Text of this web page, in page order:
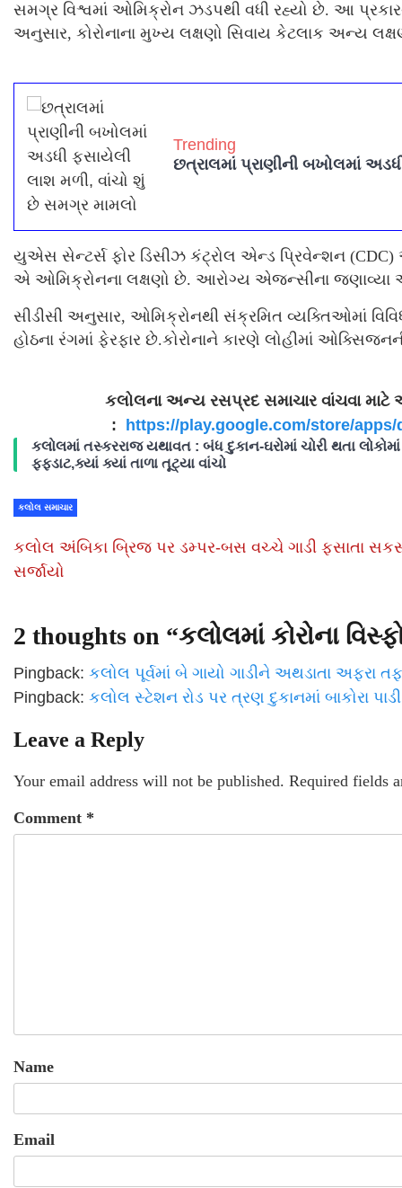
સમગ્ર વિશ્વમાં ઓમિક્રોન ઝડપથી વધી રહ્યો છે. આ
અનુસાર, કોરોનાના મુખ્ય લક્ષણો સિવાય કેટલાક અન્ય
Trending
છત્રાલમાં પ્રાણીની બખોલમાં
યુએસ સેન્ટર્સ ફોર ડિસીઝ કંટ્રોલ એન્ડ પ્રિવેન્શન
એ ઓમિક્રોનના લક્ષણો છે. આરોગ્ય એજન્સીના જણાવ્યા
સીડીસી અનુસાર, ઓમિક્રોનથી સંક્રમિત વ્યક્તિઓમાં
હોઠના રંગમાં ફેરફાર છે.કોરોનાને કારણે લોહીમાં
કલોલના અન્ય રસપ્રદ સમાચાર વાંચવા માટે
:
https://play.google.com/store/apps/
કલોલમાં તસ્કરરાજ યથાવત : બંધ દુકાન-ઘરોમાં ચોરી થતા લોકોમાં
ફફડાટ,ક્યાં ક્યાં તાળા તૂટ્યા વાંચો
કલોલ સમાચાર
કલોલ અંબિકા બ્રિજ પર ડમ્પર-બસ વચ્ચે ગાડી ફસાતા
સર્જાયો
2 thoughts on “કલોલમાં કોરોના
Pingback: કલોલ પૂર્વમાં બે ગાયો ગાડીને અથડાતા અફરા
Pingback: કલોલ સ્ટેશન રોડ પર ત્રણ દુકાનમાં બાકોરા
Leave a Reply
Your email address will not be published. Required fields
Comment *
Name
Email